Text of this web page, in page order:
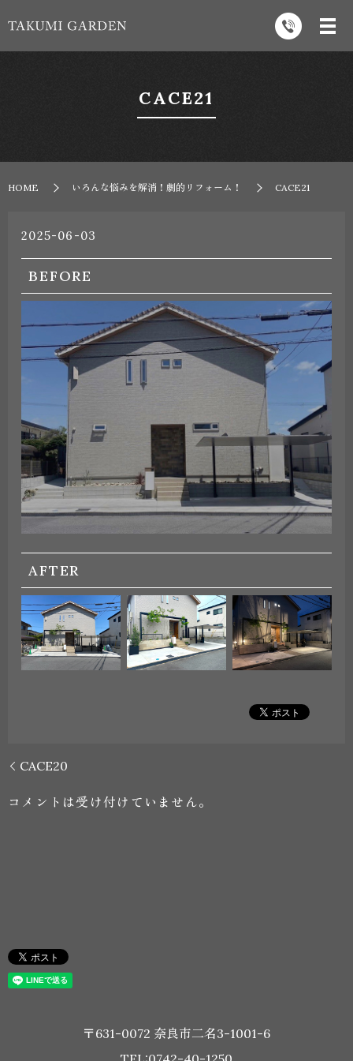
CACE21
HOME いろんな悩みを解消！劇的リフォーム！ CACE21
2025-06-03
BEFORE
AFTER
CACE20
コメントは受け付けていません。
〒631-0072 奈良市二名3-1001-6